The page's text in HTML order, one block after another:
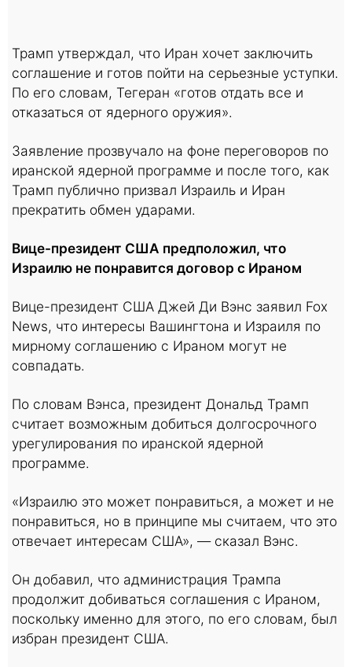
Трамп утверждал, что Иран хочет заключить
соглашение и готов пойти на серьезные уступки.
По его словам, Тегеран «готов отдать все и
отказаться от ядерного оружия».
Заявление прозвучало на фоне переговоров по
иранской ядерной программе и после того, как
Трамп публично призвал Израиль и Иран
прекратить обмен ударами.
Вице-президент США предположил, что
Израилю не понравится договор с Ираном
Вице-президент США Джей Ди Вэнс заявил Fox
News, что интересы Вашингтона и Израиля по
мирному соглашению с Ираном могут не
совпадать.
По словам Вэнса, президент Дональд Трамп
считает возможным добиться долгосрочного
урегулирования по иранской ядерной
программе.
«Израилю это может понравиться, а может и не
понравиться, но в принципе мы считаем, что это
отвечает интересам США», — сказал Вэнс.
Он добавил, что администрация Трампа
продолжит добиваться соглашения с Ираном,
поскольку именно для этого, по его словам, был
избран президент США.